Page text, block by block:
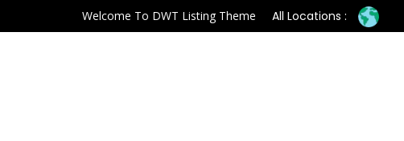
Welcome To DWT Listing Theme All Locations :